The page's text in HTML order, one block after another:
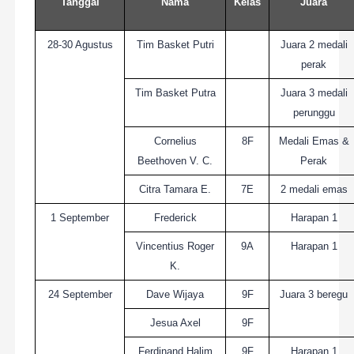
28-30 Agustus Tim Basket Putri
Juara 2 medali
perak
Tim Basket Putra
Juara 3 medali
perunggu
Cornelius
Beethoven V. C.
8F
Medali Emas &
Perak
Citra Tamara E. 7E 2 medali emas
1 September Frederick Harapan 1
Vincentius Roger
K.
9A Harapan 1
24 September Dave Wijaya 9F Juara 3 beregu
Jesua Axel 9F
Ferdinand Halim 9F Harapan 1